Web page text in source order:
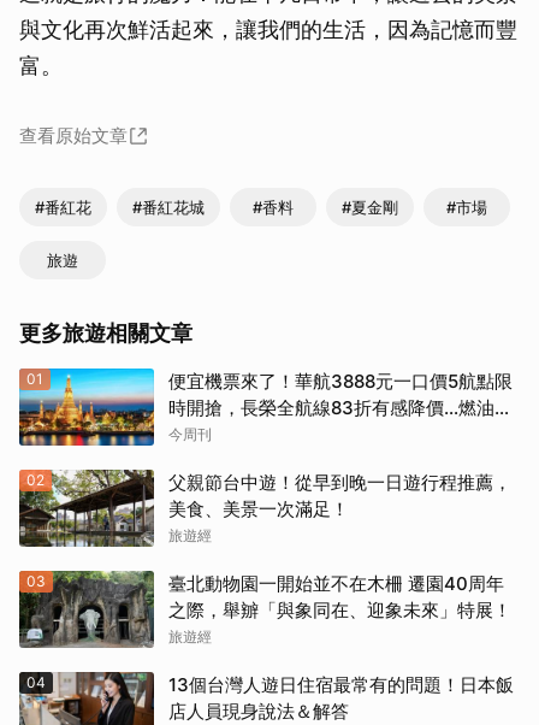
與文化再次鮮活起來，讓我們的生活，因為記憶而豐
富。
查看原始文章
#番紅花 #番紅花城 #香料 #夏金剛 #市場
旅遊
更多旅遊相關文章
01
便宜機票來了！華航3888元一口價5航點限
時開搶，長榮全航線83折有感降價…燃油稅
8/9調漲早買早省
今周刊
02
父親節台中遊！從早到晚一日遊行程推薦，
美食、美景一次滿足！
旅遊經
03
臺北動物園一開始並不在木柵 遷園40周年
之際，舉辧「與象同在、迎象未來」特展！
旅遊經
04
13個台灣人遊日住宿最常有的問題！日本飯
店人員現身說法＆解答